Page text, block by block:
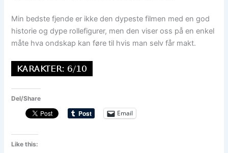
Min bedste fjende er ikke den dypeste filmen med en god
historie og dype rollefigurer, men den viser oss på en enkel
måte hva ondskap kan føre til hvis man selv får makt.
Del/Share
Email
Like this: